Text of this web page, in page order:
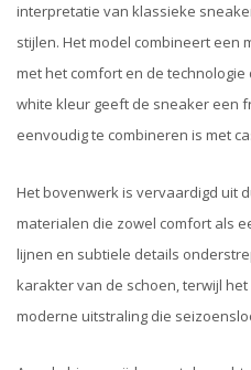
interpretatie van klassieke
stijlen. Het model combineert een
met het comfort en de
white kleur geeft de sneaker een
eenvoudig te combineren is met
Het bovenwerk is vervaardigd uit
materialen die zowel comfort als
lijnen en subtiele details
karakter van de schoen, terwijl
moderne uitstraling die